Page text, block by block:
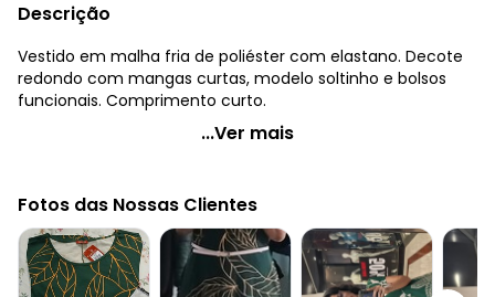
Descrição
Vestido em malha fria de poliéster com elastano. Decote
redondo com mangas curtas, modelo soltinho e bolsos
funcionais. Comprimento curto.
Quintess - Vestido Floral Preto com Bolsos e Mangas
Código do produto: 3418882
Modelagem: Solto
Comprimento da manga: Curta
Comprimento: Curto
Decote frente: Redondo
...Ver mais
Fotos das Nossas Clientes